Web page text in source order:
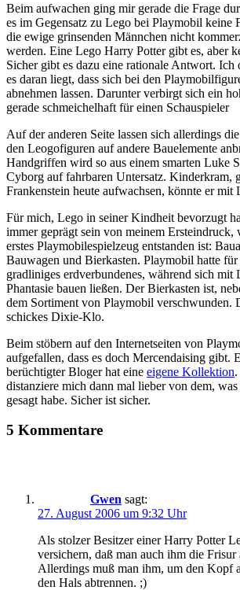
Beim aufwachen ging mir gerade die Frage
es im Gegensatz zu Lego bei Playmobil keine
die ewige grinsenden Männchen nicht
werden. Eine Lego Harry Potter gibt es, aber
Sicher gibt es dazu eine rationale Antwort. Ich
es daran liegt, dass sich bei den
abnehmen lassen. Darunter verbirgt sich ein
gerade schmeichelhaft für einen Schauspieler
Auf der anderen Seite lassen sich allerdings
den Leogofiguren auf andere Bauelemente
Handgriffen wird so aus einem smarten Luke
Cyborg auf fahrbaren Untersatz. Kinderkram,
Frankenstein heute aufwachsen, könnte er mit
Für mich, Lego in seiner Kindheit bevorzugt
immer geprägt sein von meinem Ersteindruck,
erstes Playmobilespielzeug entstanden ist:
Bauwagen und Bierkasten. Playmobil hatte
gradliniges erdverbundenes, während sich mit
Phantasie bauen ließen. Der Bierkasten ist,
dem Sortiment von Playmobil verschwunden.
schickes Dixie-Klo.
Beim stöbern auf den Internetseiten von
aufgefallen, dass es doch Mercendaising gibt.
berüchtigter Bloger hat eine eigene Kollektion
distanziere mich dann mal lieber von dem,
gesagt habe. Sicher ist sicher.
5 Kommentare
Gwen sagt:
27. August 2006 um 9:32 Uhr
Als stolzer Besitzer einer Harry Potter
versichern, daß man auch ihm die Frisur
Allerdings muß man ihm, um den Kopf
den Hals abtrennen. ;)